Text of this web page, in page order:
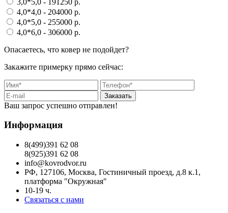
4,0*4,0 - 204000 p.
4,0*5,0 - 255000 p.
4,0*6,0 - 306000 p.
Опасаетесь, что ковер не подойдет?
Закажите примерку прямо сейчас:
Заказать
Ваш запрос успешно отправлен!
Информация
8(499)391 62 08
8(925)391 62 08
info@kovrodvor.ru
РФ, 127106, Москва, Гостиничный проезд, д.8 к.1,
платформа "Окружная"
10-19 ч.
Связаться с нами